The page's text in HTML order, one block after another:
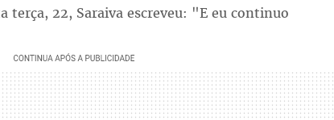
terça, 22, Saraiva escreveu: "E eu continuo